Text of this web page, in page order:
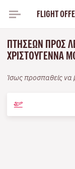
FLIGHT
ΠΤΉΣΕΩΝ ΠΡΟΣ
ΧΡΙΣΤΟΎΓΕΝΝΑ
Ίσως προσπαθείς να